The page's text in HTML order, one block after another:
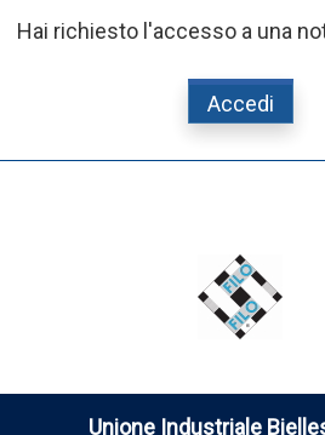
Hai richiesto l'accesso a una
Accedi
Unione Industriale